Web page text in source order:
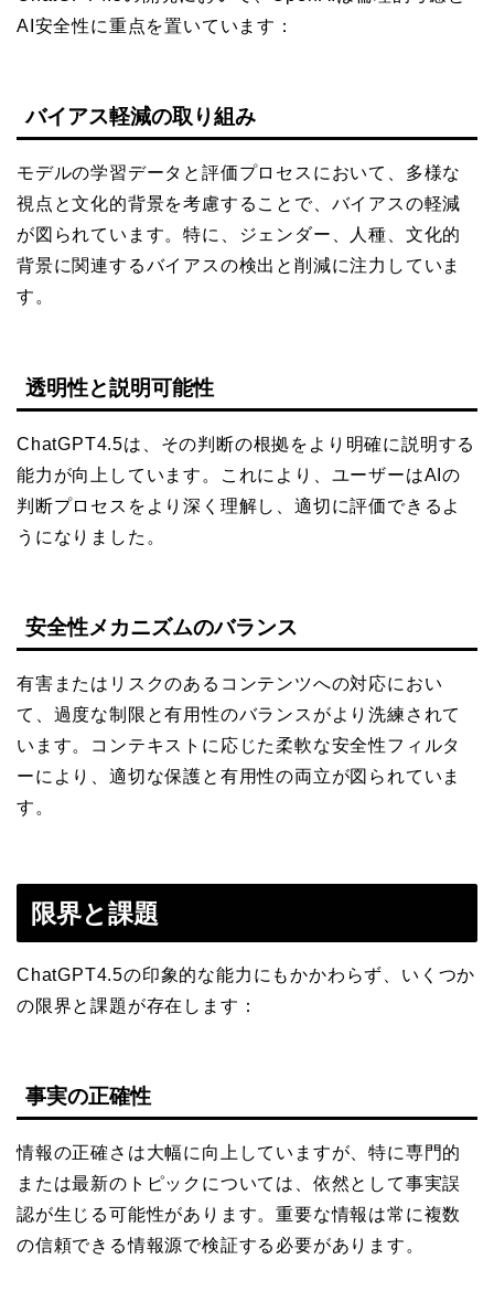
AI安全性に重点を置いています：
バイアス軽減の取り組み
モデルの学習データと評価プロセスにおいて、多様な
視点と文化的背景を考慮することで、バイアスの軽減
が図られています。特に、ジェンダー、人種、文化的
背景に関連するバイアスの検出と削減に注力していま
す。
透明性と説明可能性
ChatGPT4.5は、その判断の根拠をより明確に説明する
能力が向上しています。これにより、ユーザーはAIの
判断プロセスをより深く理解し、適切に評価できるよ
うになりました。
安全性メカニズムのバランス
有害またはリスクのあるコンテンツへの対応におい
て、過度な制限と有用性のバランスがより洗練されて
います。コンテキストに応じた柔軟な安全性フィルタ
ーにより、適切な保護と有用性の両立が図られていま
す。
限界と課題
ChatGPT4.5の印象的な能力にもかかわらず、いくつか
の限界と課題が存在します：
事実の正確性
情報の正確さは大幅に向上していますが、特に専門的
または最新のトピックについては、依然として事実誤
認が生じる可能性があります。重要な情報は常に複数
の信頼できる情報源で検証する必要があります。